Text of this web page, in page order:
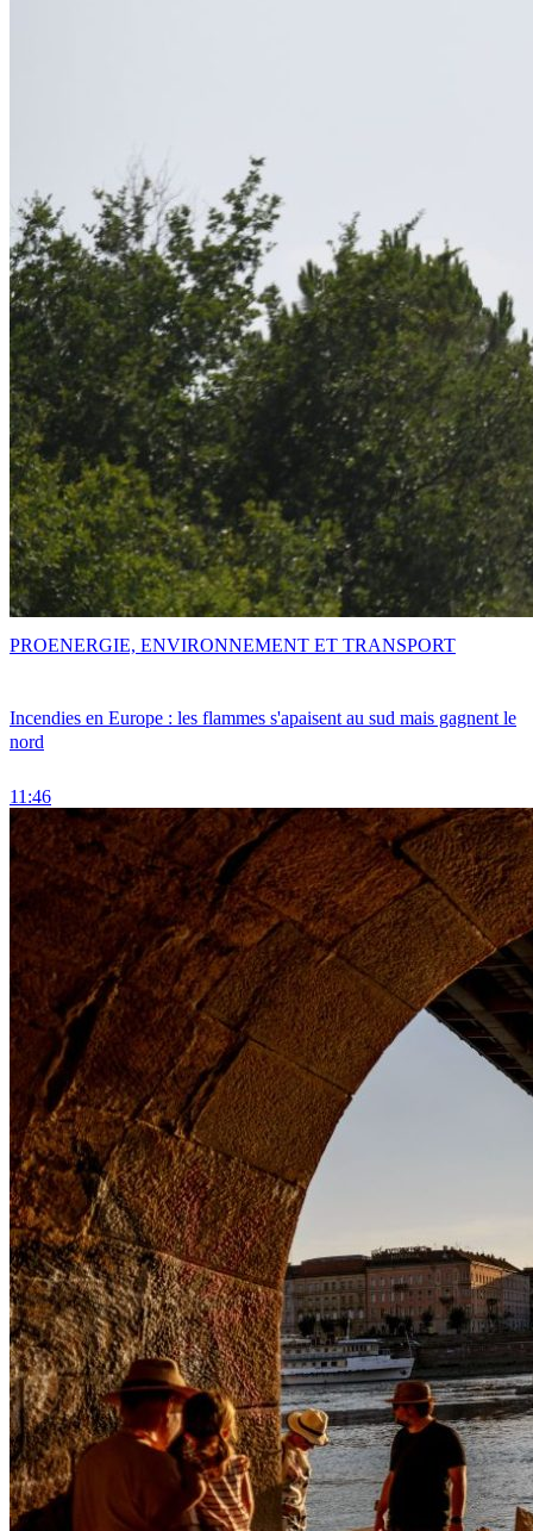
Incendies en Europe : les flammes s'apaisent au sud mais gagnent le
nord
11:46
PROENERGIE, ENVIRONNEMENT ET TRANSPORT